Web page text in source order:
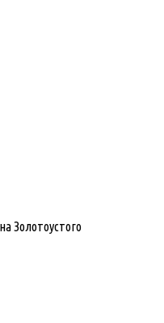
Золотоустого